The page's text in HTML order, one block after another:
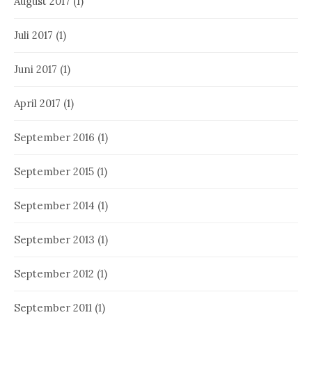
Juli 2017 (1)
Juni 2017 (1)
April 2017 (1)
September 2016 (1)
September 2015 (1)
September 2014 (1)
September 2013 (1)
September 2012 (1)
September 2011 (1)